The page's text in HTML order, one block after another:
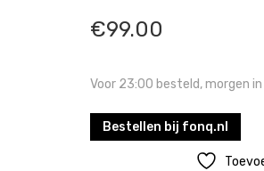
€99.00
Voor 23:00 besteld, morgen in
Bestellen bij fonq.nl